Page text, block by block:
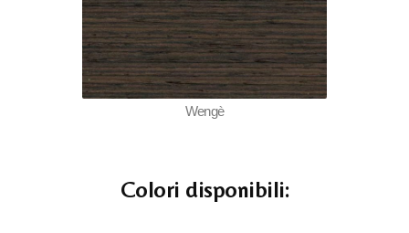
Wengè
Colori disponibili: